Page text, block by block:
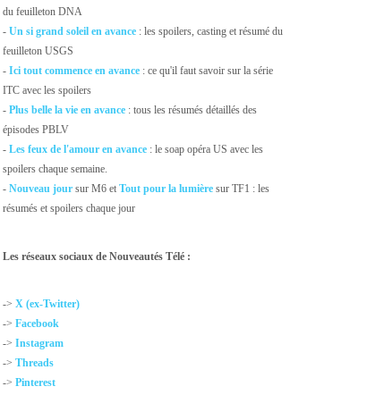
du feuilleton DNA
-Un si grand soleil en avance : les spoilers, casting et résumé du
feuilleton USGS
-Ici tout commence en avance : ce qu'il faut savoir sur la série
ITC avec les spoilers
- Plus belle la vie en avance : tous les résumés détaillés des
épisodes PBLV
-Les feux de l'amour en avance : le soap opéra US avec les
spoilers chaque semaine.
-Nouveau jour sur M6 etTout pour la lumière sur TF1 : les
résumés et spoilers chaque jour
Les réseaux sociaux de Nouveautés Télé :
->X (ex-Twitter)
->Facebook
->Instagram
->Threads
->Pinterest